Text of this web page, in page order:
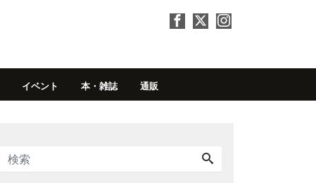
イベント 本・雑誌 通販